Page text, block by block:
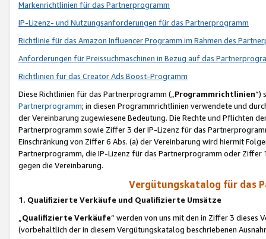
Markenrichtlinien für das Partnerprogramm
IP-Lizenz- und Nutzungsanforderungen für das Partnerprogramm
Richtlinie für das Amazon Influencer Programm im Rahmen des
Anforderungen für Preissuchmaschinen in Bezug auf das
Richtlinien für das Creator Ads Boost-Programm
Diese Richtlinien für das Partnerprogramm („Programmrichtlinien“)
Partnerprogramm; in diesen Programmrichtlinien verwendete und
der Vereinbarung zugewiesene Bedeutung. Die Rechte und Pflichten
Partnerprogramm sowie Ziffer 3 der IP-Lizenz für das
Einschränkung von Ziffer 6 Abs. (a) der Vereinbarung wird hiermit
Partnerprogramm, die IP-Lizenz für das Partnerprogramm oder
gegen die Vereinbarung.
Vergütungskatalog für das
1. Qualifizierte Verkäufe und Qualifizierte Umsätze
Qualifizierte Verkäufe“ werden von uns mit den in Ziffer 3
(vorbehaltlich der in diesem Vergütungskatalog beschriebenen